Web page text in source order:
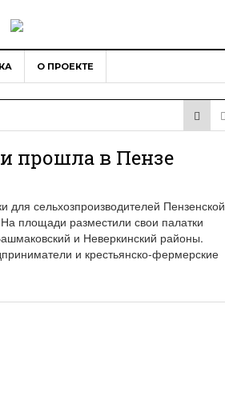
О ПРОЕКТЕ
прошла в Пензе
сельхозпроизводителей Пензенской
площади разместили свои палатки
и Неверкинский районы.
и крестьянско-фермерские